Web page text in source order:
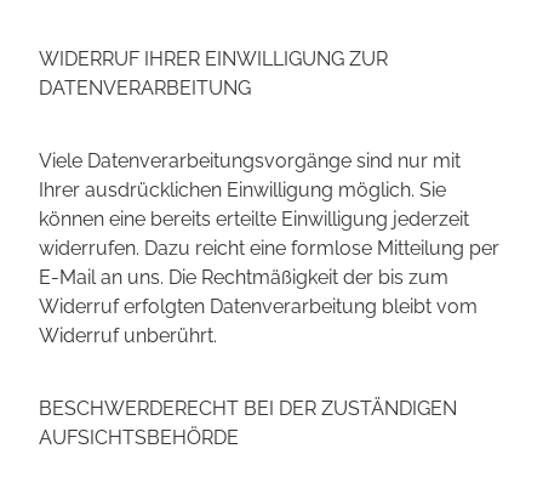
WIDERRUF IHRER EINWILLIGUNG ZUR
DATENVERARBEITUNG
Viele Datenverarbeitungsvorgänge sind nur mit
Ihrer ausdrücklichen Einwilligung möglich. Sie
können eine bereits erteilte Einwilligung jederzeit
widerrufen. Dazu reicht eine formlose Mitteilung per
E-Mail an uns. Die Rechtmäßigkeit der bis zum
Widerruf erfolgten Datenverarbeitung bleibt vom
Widerruf unberührt.
BESCHWERDERECHT BEI DER ZUSTÄNDIGEN
AUFSICHTSBEHÖRDE